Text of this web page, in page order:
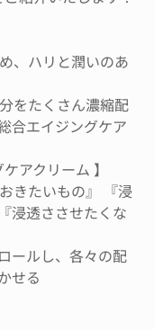
、ハリと潤いのあ
をたくさん濃縮配
合エイジングケア
アクリーム 】
きたいもの』 『浸
浸透ささせたくな
ールし、各々の配
せる